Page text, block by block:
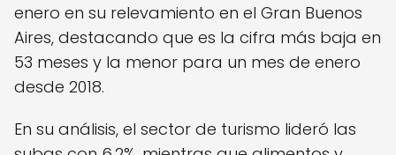
enero en su relevamiento en el Gran Buenos
Aires, destacando que es la cifra más baja en
53 meses y la menor para un mes de enero
desde 2018.
En su análisis, el sector de turismo lideró las